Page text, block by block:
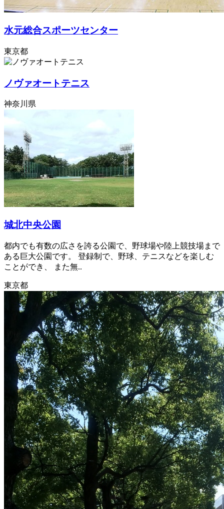
水元総合スポーツセンター
東京都
ノヴァオートテニス
神奈川県
城北中央公園
都内でも有数の広さを誇る公園で、野球場や陸上競技場まで
ある巨大公園です。 登録制で、野球、テニスなどを楽しむ
ことができ、 また無..
東京都